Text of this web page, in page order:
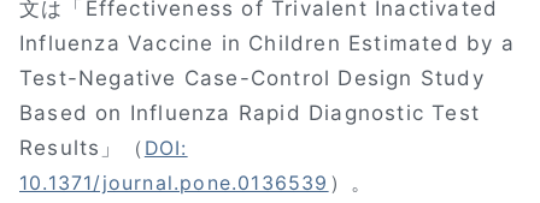
文は「Effectiveness of Trivalent Inactivated
Influenza Vaccine in Children Estimated by a
Test-Negative Case-Control Design Study
Based on Influenza Rapid Diagnostic Test
Results」（ DOI:
10.1371/journal.pone.0136539 ）。